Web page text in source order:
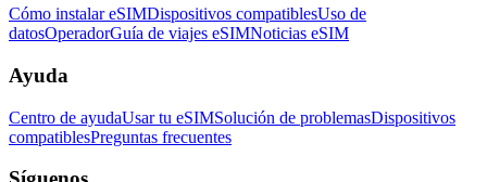
Cómo instalar eSIMDispositivos compatiblesUso de
datosOperadorGuía de viajes eSIMNoticias eSIM
Ayuda
Centro de ayudaUsar tu eSIMSolución de problemasDispositivos
compatiblesPreguntas frecuentes